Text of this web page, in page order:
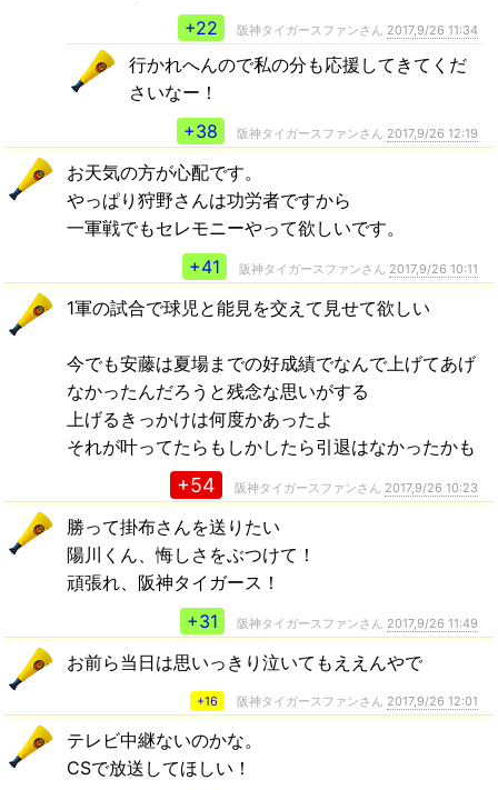
+22
阪神タイガースファンさん 2017,9/26 11:34
行かれへんので私の分も応援してきてくだ
さいなー！
+38
阪神タイガースファンさん 2017,9/26 12:19
お天気の方が心配です。
やっぱり狩野さんは功労者ですから
一軍戦でもセレモニーやって欲しいです。
+41
阪神タイガースファンさん 2017,9/26 10:11
1軍の試合で球児と能見を交えて見せて欲しい
今でも安藤は夏場までの好成績でなんで上げてあげ
なかったんだろうと残念な思いがする
上げるきっかけは何度かあったよ
それが叶ってたらもしかしたら引退はなかったかも
+54 阪神タイガースファンさん 2017,9/26 10:23
勝って掛布さんを送りたい
陽川くん、悔しさをぶつけて！
頑張れ、阪神タイガース！
+31
阪神タイガースファンさん 2017,9/26 11:49
お前ら当日は思いっきり泣いてもええんやで
+16 阪神タイガースファンさん 2017,9/26 12:01
テレビ中継ないのかな。
CSで放送してほしい！